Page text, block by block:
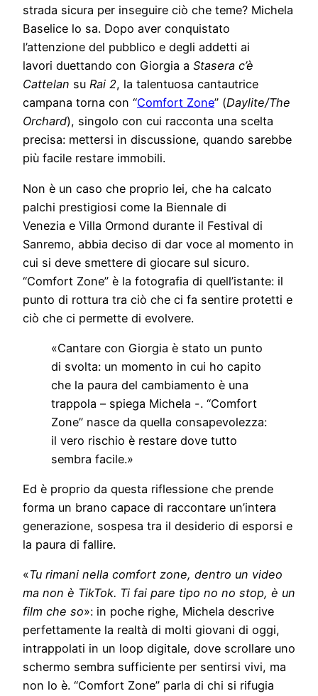
strada sicura per inseguire ciò che teme? Michela
Baselice lo sa. Dopo aver conquistato
l’attenzione del pubblico e degli addetti ai
lavori duettando con Giorgia a Stasera c’è
Cattelan su Rai 2, la talentuosa cantautrice
campana torna con “Comfort Zone” (Daylite/The
Orchard), singolo con cui racconta una scelta
precisa: mettersi in discussione, quando sarebbe
più facile restare immobili.
Non è un caso che proprio lei, che ha calcato
palchi prestigiosi come la Biennale di
Venezia e Villa Ormond durante il Festival di
Sanremo, abbia deciso di dar voce al momento in
cui si deve smettere di giocare sul sicuro.
“Comfort Zone” è la fotografia di quell’istante: il
punto di rottura tra ciò che ci fa sentire protetti e
ciò che ci permette di evolvere.
«Cantare con Giorgia è stato un punto
di svolta: un momento in cui ho capito
che la paura del cambiamento è una
trappola – spiega Michela -. “Comfort
Zone” nasce da quella consapevolezza:
il vero rischio è restare dove tutto
sembra facile.»
Ed è proprio da questa riflessione che prende
forma un brano capace di raccontare un’intera
generazione, sospesa tra il desiderio di esporsi e
la paura di fallire.
«Tu rimani nella comfort zone, dentro un video
ma non è TikTok. Ti fai pare tipo no no stop, è un
film che so»: in poche righe, Michela descrive
perfettamente la realtà di molti giovani di oggi,
intrappolati in un loop digitale, dove scrollare uno
schermo sembra sufficiente per sentirsi vivi, ma
non lo è. “Comfort Zone” parla di chi si rifugia